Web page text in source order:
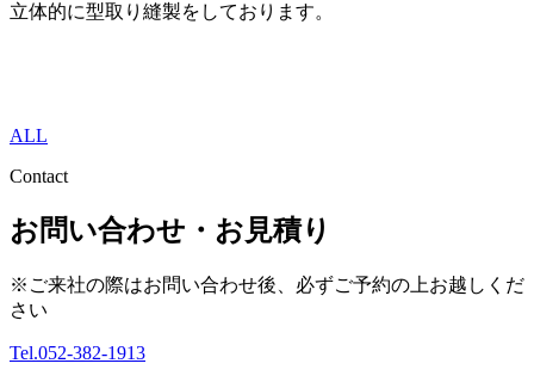
立体的に型取り縫製をしております。
ALL
Contact
お問い合わせ・お見積り
※ご来社の際はお問い合わせ後、必ずご予約の上お越しくだ
さい
Tel.052-382-1913